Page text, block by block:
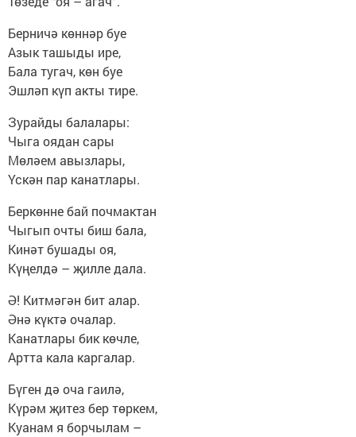
Берничә көннәр буе
Азык ташыды ире,
Бала тугач, көн буе
Эшләп күп акты тире.
Зурайды балалары:
Чыга оядан сары
Мөләем авызлары,
Үскән пар канатлары.
Беркөнне бай почмактан
Чыгып очты биш бала,
Кинәт бушады оя,
Күңелдә – җилле дала.
Ә! Китмәгән бит алар.
Әнә күктә очалар.
Канатлары бик көчле,
Артта кала каргалар.
Бүген дә оча гаилә,
Күрәм җитез бер төркем,
Куанам я борчылам –